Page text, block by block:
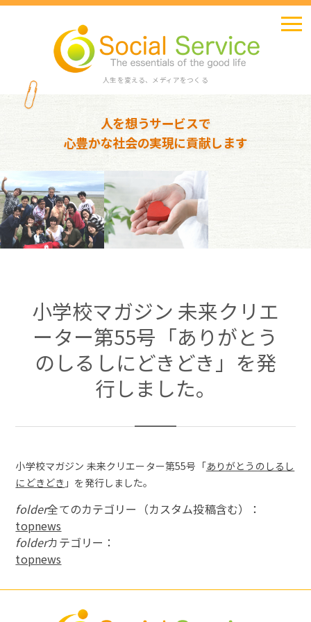
人生を変える、メディアをつくる
人を想うサービスで
心豊かな社会の実現に貢献します
小学校マガジン 未来クリエ
ーター第55号「ありがとう
のしるしにどきどき」を発
行しました。
小学校マガジン 未来クリエーター第55号「ありがとうのしるし
にどきどき 」を発行しました。
folder全てのカテゴリー（カスタム投稿含む）：
topnews
folderカテゴリー：
topnews